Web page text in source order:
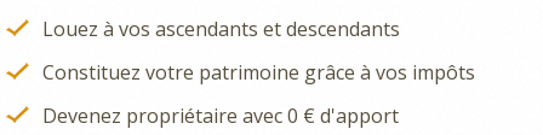
Louez à vos ascendants et descendants
Constituez votre patrimoine grâce à vos impôts
Devenez propriétaire avec 0 € d'apport